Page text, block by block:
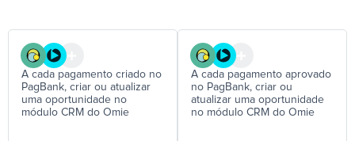
A cada pagamento criado no
PagBank, criar ou atualizar
uma oportunidade no
módulo CRM do Omie
A cada pagamento aprovado
no PagBank, criar ou
atualizar uma oportunidade
no módulo CRM do Omie